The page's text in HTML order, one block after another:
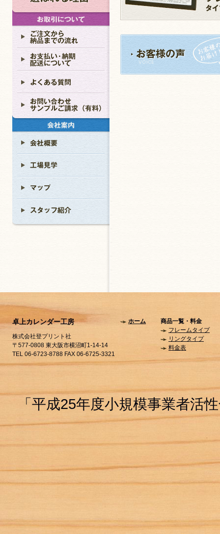
卓上カレンダー工房
株式会社登プリント社
〒577-0808 東大阪市横沼町1-14-14
TEL 06-6723-8788 FAX 06-6725-3321
ホーム
商品一覧・料金
フレームタイプ
リングタイプ
料金表
「平成25年度小規模事業者活